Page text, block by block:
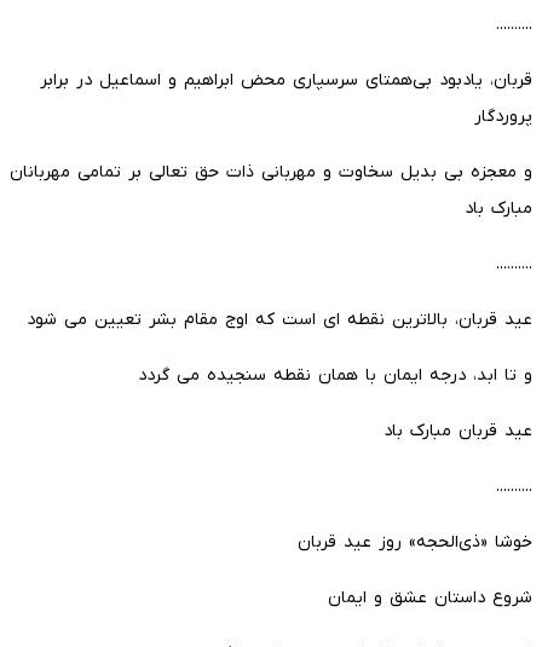
..........
قربان، یادبود بی‌همتای سرسپاری محض ابراهیم و اسماعیل در برابر
پروردگار
و معجزه بی بدیل سخاوت و مهربانی ذات حق تعالی بر تمامی مهربانان
مبارک باد
..........
عید قربان، بالاترین نقطه اى است که اوج مقام بشر تعیین مى شود
و تا ابد، درجه ایمان با همان نقطه سنجیده مى گردد
عید قربان مبارک باد
..........
خوشا «ذی‌الحجه» روز عید قربان
شروع داستان عشق و ایمان